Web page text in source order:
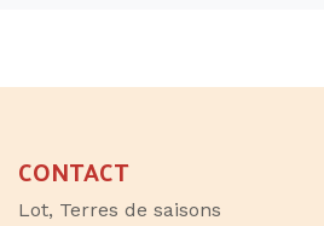
CONTACT
Lot, Terres de saisons